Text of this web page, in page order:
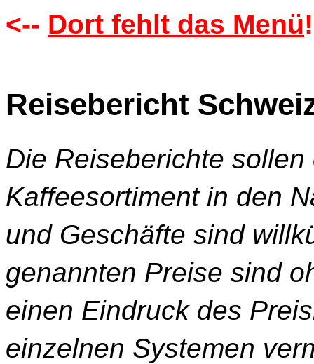
<-- Dort fehlt das Menü!
Reisebericht
Die Reiseberichte
Kaffeesortiment in den
und Geschäfte sind
genannten Preise sind
einen Eindruck des
einzelnen Systemen